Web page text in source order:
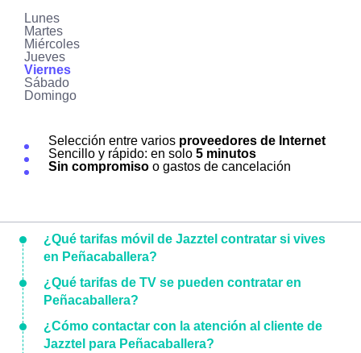
Lunes
Martes
Miércoles
Jueves
Viernes
Sábado
Domingo
Selección entre varios proveedores de Internet
Sencillo y rápido: en solo 5 minutos
Sin compromiso o gastos de cancelación
¿Qué tarifas móvil de Jazztel contratar si vives
en Peñacaballera?
¿Qué tarifas de TV se pueden contratar en
Peñacaballera?
¿Cómo contactar con la atención al cliente de
Jazztel para Peñacaballera?